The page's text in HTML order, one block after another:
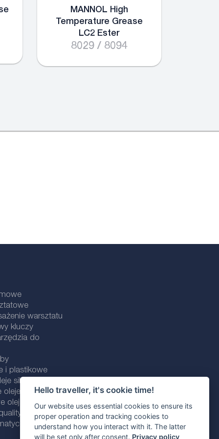
Hello traveller, it's cookie time!
Our website uses essential cookies to ensure its
proper operation and tracking cookies to
understand how you interact with it. The latter
will be set only after consent. Privacy policy
MANNOL High
Temperature Grease
LC2 Ester
8029 / 8094
warsztatu
kluczy
do
i plastikowe
silnikowe
oleje silnikowe
oleje silnikowe
line